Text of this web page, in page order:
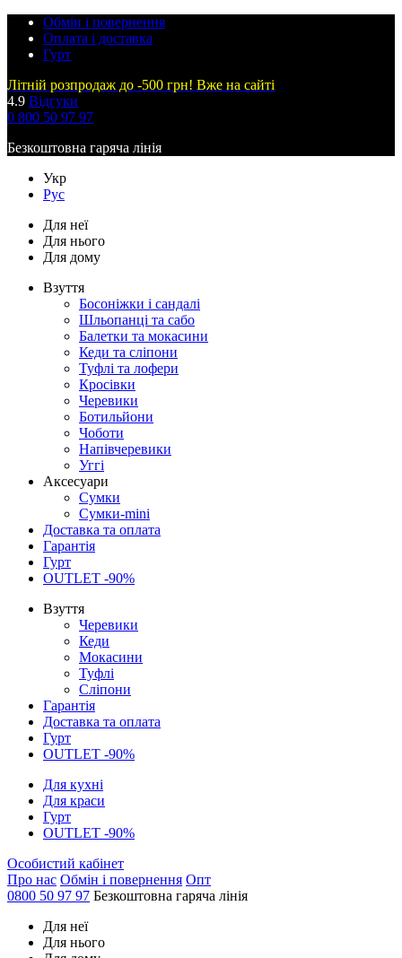
Обмін і повернення
Оплата і доставка
Гурт
Літній розпродаж до -500 грн! Вже на сайті
4.9 Відгуки
0 800 50 97 97
Безкоштовна гаряча лінія
Укр
Рус
Для неї
Для нього
Для дому
Взуття
Босоніжки і сандалі
Шльопанці та сабо
Балетки та мокасини
Кеди та сліпони
Туфлі та лофери
Кросівки
Черевики
Ботильйони
Чоботи
Напівчеревики
Уггі
Аксесуари
Сумки
Сумки-mini
Доставка та оплата
Гарантія
Гурт
OUTLET -90%
Взуття
Черевики
Кеди
Мокасини
Туфлі
Сліпони
Гарантія
Доставка та оплата
Гурт
OUTLET -90%
Для кухні
Для краси
Гурт
OUTLET -90%
Особистий кабінет
Про нас Обмін і повернення Опт
0800 50 97 97 Безкоштовна гаряча лінія
Для неї
Для нього